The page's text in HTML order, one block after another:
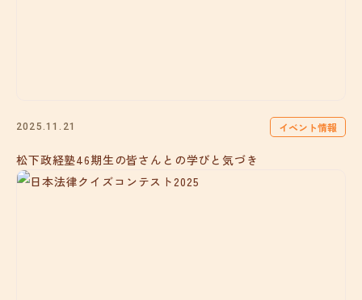
2025.11.21 イベント情報
松下政経塾46期生の皆さんとの学びと気づき